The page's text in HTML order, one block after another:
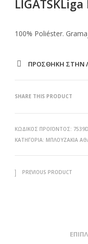
LIGATSKLiga
100% Poliéster.
ΠΡΌΣΘΉΚΗ ΣΤΗΝ
SHARE THIS PRODUCT
ΚΩΔΙΚΌΣ ΠΡΟΪΌΝΤΟΣ:
ΚΑΤΗΓΟΡΊΑ: ΜΠΛΟΥΖΆΚΙΑ
PREVIOUS PRODUCT